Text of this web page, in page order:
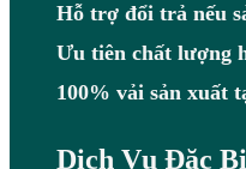
Hỗ trợ đổi trả nếu
Ưu tiên chất lượng
100% vải sản xuất
Dịch Vụ Đặc